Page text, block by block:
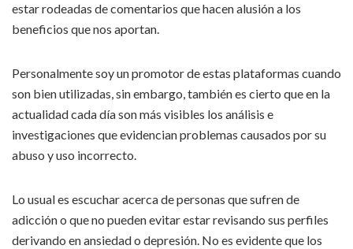
estar rodeadas de comentarios que hacen alusión a los
beneficios que nos aportan.
Personalmente soy un promotor de estas plataformas cuando
son bien utilizadas, sin embargo, también es cierto que en la
actualidad cada día son más visibles los análisis e
investigaciones que evidencian problemas causados por su
abuso y uso incorrecto.
Lo usual es escuchar acerca de personas que sufren de
adicción o que no pueden evitar estar revisando sus perfiles
derivando en ansiedad o depresión. No es evidente que los